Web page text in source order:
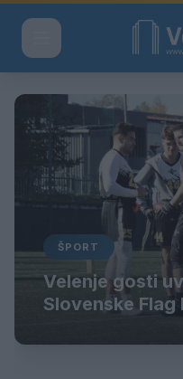
ŠPORT
Velenje gosti
Slovenske Flag